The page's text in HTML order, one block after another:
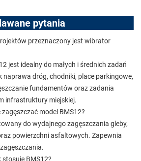
pytania
przeznaczony jest wibrator
jest idealny do małych i średnich zadań
naprawa dróg, chodniki, place parkingowe,
fundamentów oraz zadania
infrastruktury miejskiej.
model BMS12?
do wydajnego zagęszczania gleby,
powierzchni asfaltowych. Zapewnia
BMS12?